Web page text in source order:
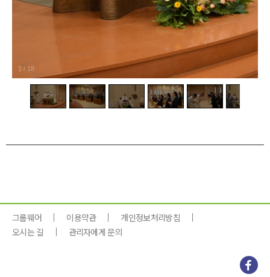
1 / 18
그룹웨어 이용약관
개인정보처리방침
오시는 길
관리자에게 문의